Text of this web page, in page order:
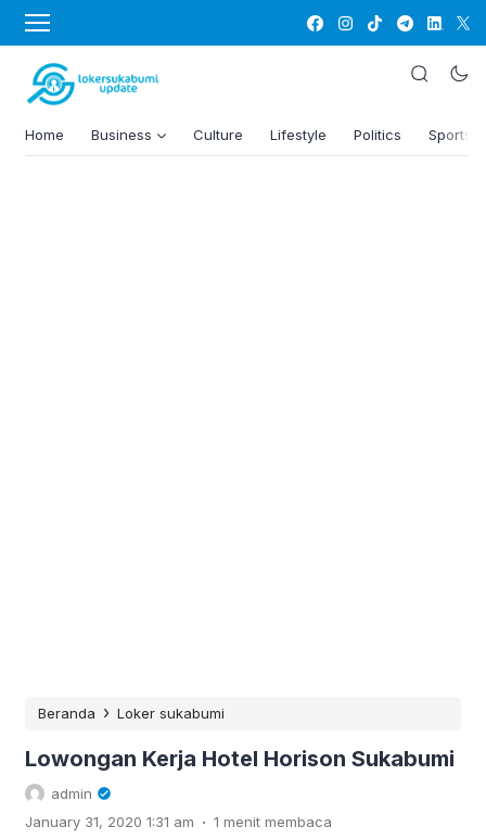
Home Business Culture Lifestyle Politics Sports
Beranda › Loker sukabumi
Lowongan Kerja Hotel Horison Sukabumi
admin
January 31, 2020 1:31 am . 1 menit membaca